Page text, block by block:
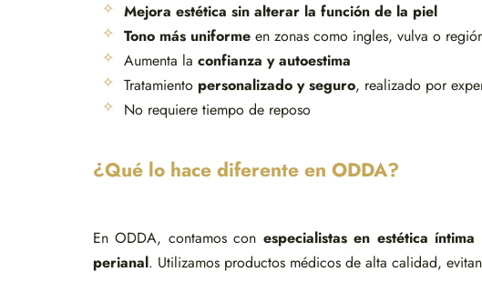
Mejora estética sin alterar la función de la piel
Tono más uniforme en zonas como ingles, vulva o
Aumenta la confianza y autoestima
Tratamiento personalizado y seguro, realizado por
No requiere tiempo de reposo
¿Qué lo hace diferente en ODDA?
En ODDA, contamos con especialistas en estética íntima
perianal. Utilizamos productos médicos de alta calidad,